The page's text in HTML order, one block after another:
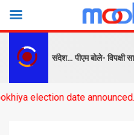
सबक और संदेश… पीएम बोले- विपक्षी
date announced.( Click